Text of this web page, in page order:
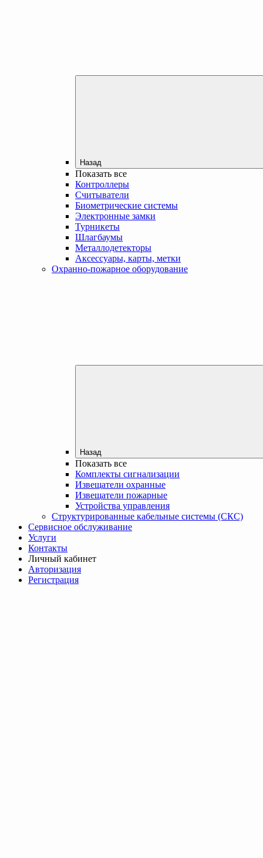
Назад
Показать все
Контроллеры
Считыватели
Биометрические системы
Электронные замки
Турникеты
Шлагбаумы
Металлодетекторы
Аксессуары, карты, метки
Охранно-пожарное оборудование
Назад
Показать все
Комплекты сигнализации
Извещатели охранные
Извещатели пожарные
Устройства управления
Структурированные кабельные системы (СКС)
Сервисное обслуживание
Услуги
Контакты
Личный кабинет
Авторизация
Регистрация